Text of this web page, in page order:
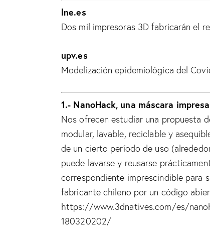
lne.es
Dos mil impresoras 3D fabricarán el
upv.es
Modelización epidemiológica del
1.- NanoHack, una máscara
Nos ofrecen estudiar una propuesta
modular, lavable, reciclable y
de un cierto período de uso
puede lavarse y reusarse
correspondiente imprescindible para
fabricante chileno por un código
https://www.3dnatives.com/es/
180320202/